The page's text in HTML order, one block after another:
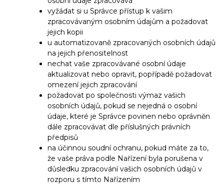
vyžádat si u Správce přístup k vašim
zpracovávaným osobním údajům a požadovat
jejich kopii
u automatizovaně zpracovaných osobních údajů
na jejich přenositelnost
nechat vaše zpracovávané osobní údaje
aktualizovat nebo opravit, popřípadě požadovat
omezení jejich zpracování
požadovat po společnosti výmaz vašich
osobních údajů, pokud se nejedná o osobní
údaje, které je Správce povinen nebo oprávněn
dále zpracovávat dle příslušných právních
předpisů
na účinnou soudní ochranu, pokud máte za to,
že vaše práva podle Nařízení byla porušena v
důsledku zpracování vašich osobních údajů v
rozporu s tímto Nařízením